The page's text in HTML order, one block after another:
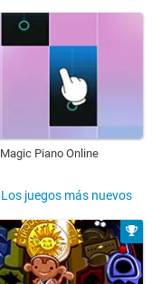
Magic Piano Online
Los juegos más nuevos